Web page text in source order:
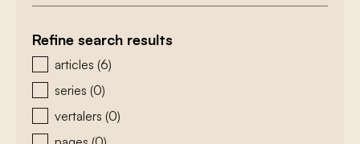
Refine search results
zoeken - type
articles (6)
series (0)
vertalers (0)